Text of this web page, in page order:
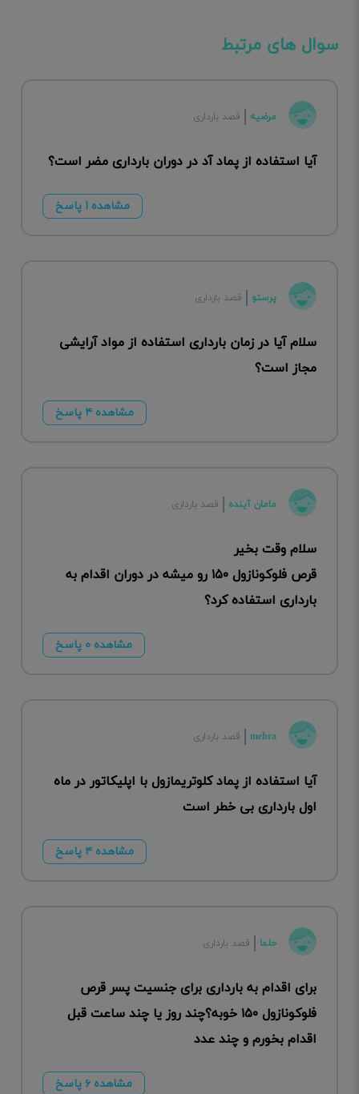
سوال های مرتبط
مرضیه قصد بارداری
آیا استفاده از پماد آد در دوران بارداری مضر است؟
مشاهده ۱ پاسخ
پرستو قصد بارداری
سلام آیا در زمان بارداری استفاده از مواد آرایشی
مجاز است؟
مشاهده ۴ پاسخ
مامان آینده قصد بارداری
سلام وقت بخیر
قرص فلوکونازول ۱۵۰ رو میشه در دوران اقدام به
بارداری استفاده کرد؟
مشاهده ۰ پاسخ
mehra قصد بارداری
آیا استفاده از پماد کلوتریمازول با اپلیکاتور در ماه
اول بارداری بی خطر است
مشاهده ۴ پاسخ
حلما قصد بارداری
برای اقدام به بارداری برای جنسیت پسر قرص
فلوکونازول ۱۵۰ خوبه؟چند روز یا چند ساعت قبل
اقدام بخورم و چند عدد
مشاهده ۶ پاسخ